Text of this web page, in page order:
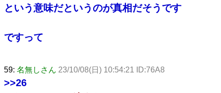
という意味だというのが真相だそうです
ですって
59: 名無しさん 23/10/08(日) 10:54:21 ID:76A8
>>26